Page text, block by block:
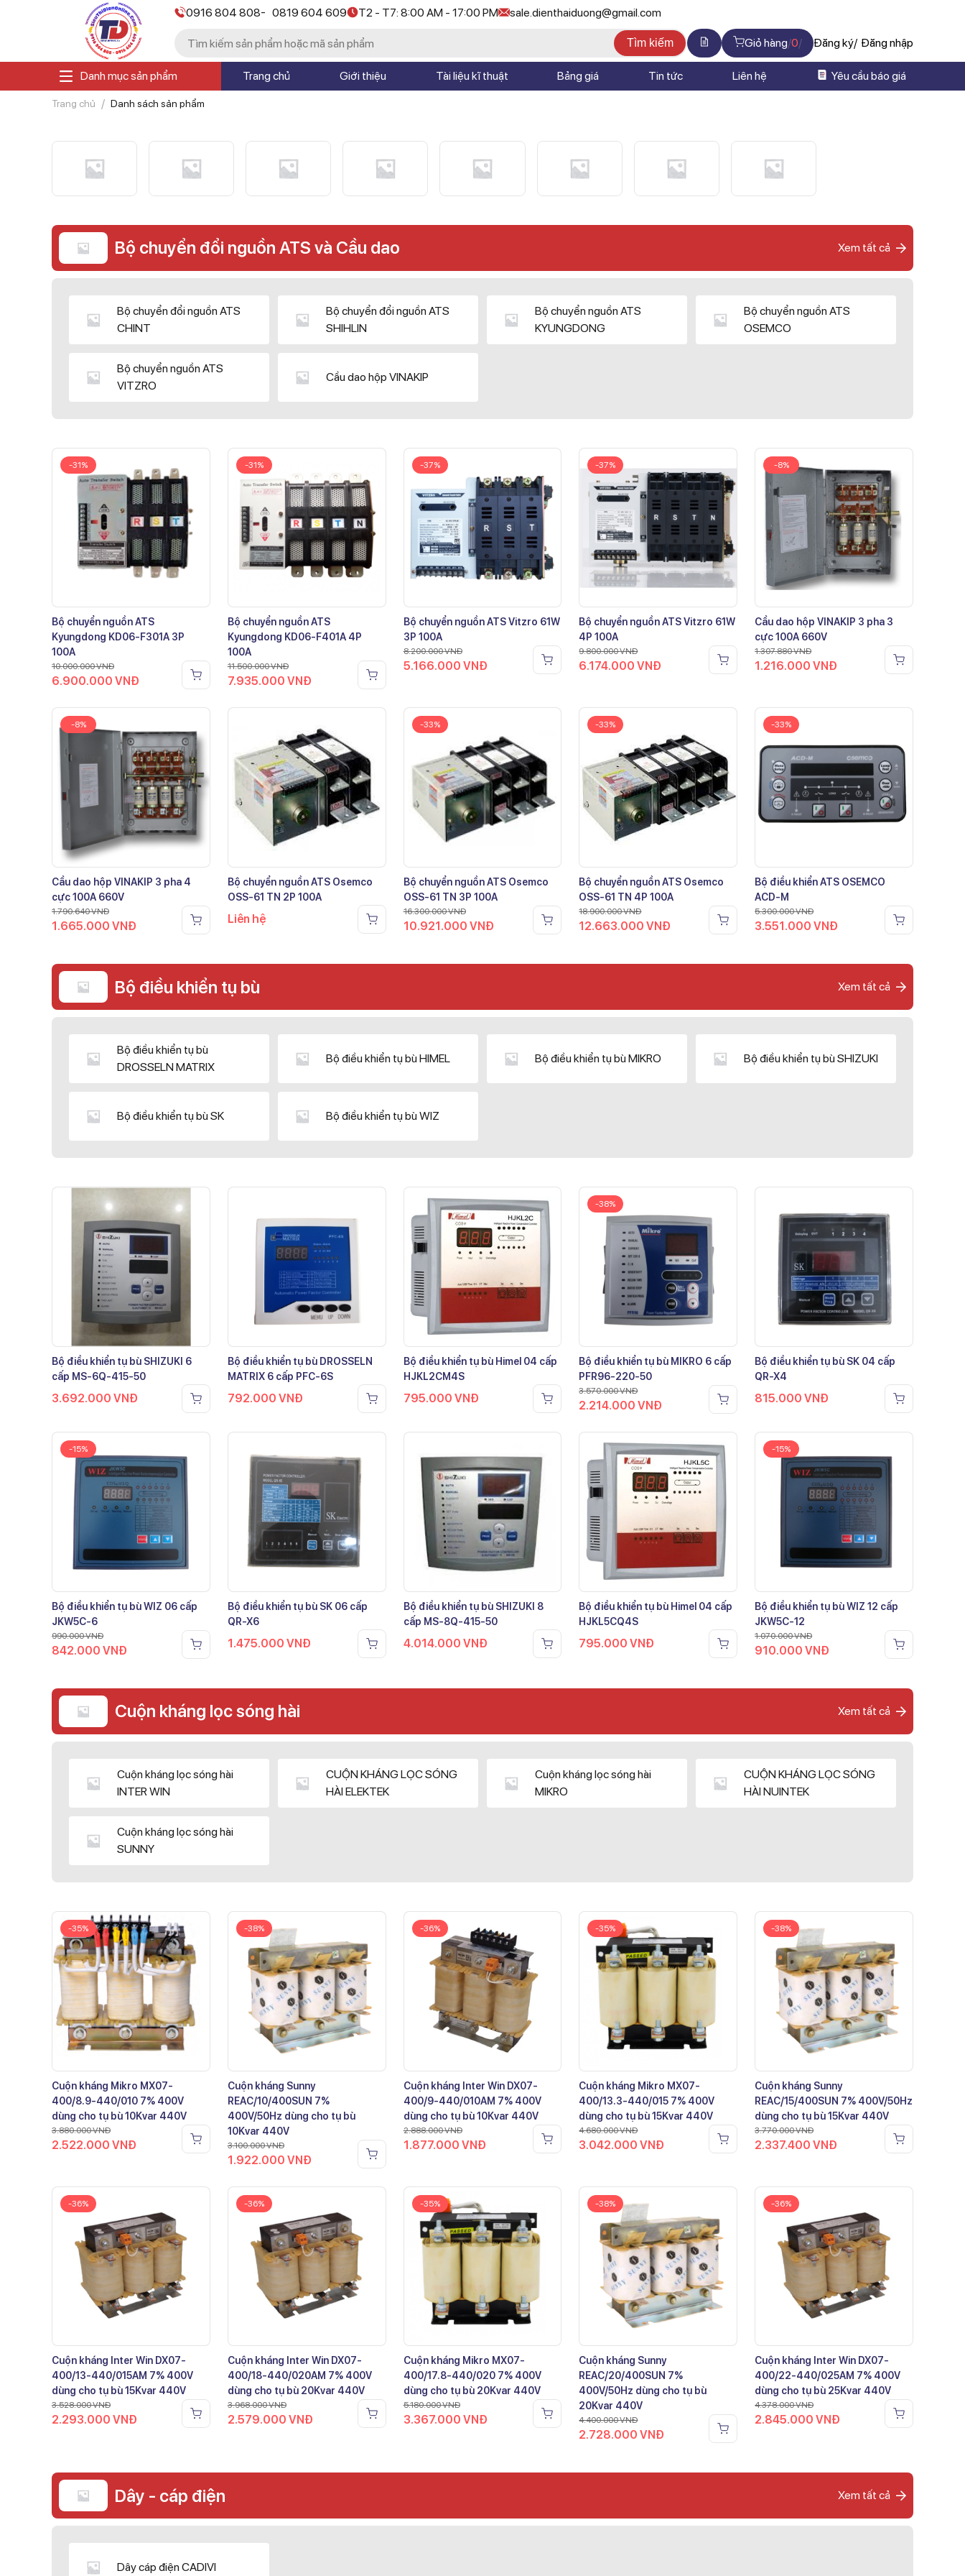
0916 804 808- 0819 604 609 T2 - T7: 8:00 AM - 17:00 PM sale.dienthaiduong@gmail.com
Tìm kiếm Giỏ hàng 0 Đăng ký Đăng nhập
Danh mục sản phẩm Trang chủ Giới thiệu Tài liệu kĩ thuật Bảng giá Tin tức Liên hệ Yêu cầu báo giá
Trang chủ Danh sách sản phẩm
Bộ chuyển đổi nguồn ATS và Cầu dao Xem tất cả
Bộ chuyển đổi nguồn ATS
CHINT
Bộ chuyển đổi nguồn ATS
SHIHLIN
Bộ chuyển nguồn ATS
KYUNGDONG
Bộ chuyển nguồn ATS
OSEMCO
Bộ chuyển nguồn ATS
VITZRO
Cầu dao hộp VINAKIP
-31%
Bộ chuyển nguồn ATS
Kyungdong KD06-F301A 3P
100A
10.000.000VNĐ
6.900.000 VNĐ
-31%
Bộ chuyển nguồn ATS
Kyungdong KD06-F401A 4P
100A
11.500.000VNĐ
7.935.000 VNĐ
-37%
Bộ chuyển nguồn ATS Vitzro 61W
3P 100A
8.200.000VNĐ
5.166.000 VNĐ
-37%
Bộ chuyển nguồn ATS Vitzro 61W
4P 100A
9.800.000VNĐ
6.174.000VNĐ
-8%
Cầu dao hộp VINAKIP 3 pha 3
cực 100A 660V
1.307.880VNĐ
1.216.000VNĐ
-8%
Cầu dao hộp VINAKIP 3 pha 4
cực 100A 660V
1.790.640VNĐ
1.665.000 VNĐ
Bộ chuyển nguồn ATS Osemco
OSS-61 TN 2P 100A
Liên hệ
-33%
Bộ chuyển nguồn ATS Osemco
OSS-61 TN 3P 100A
16.300.000VNĐ
10.921.000 VNĐ
-33%
Bộ chuyển nguồn ATS Osemco
OSS-61 TN 4P 100A
18.900.000VNĐ
12.663.000VNĐ
-33%
Bộ điều khiển ATS OSEMCO
ACD-M
5.300.000VNĐ
3.551.000VNĐ
Bộ điều khiển tụ bù Xem tất cả
Bộ điều khiển tụ bù
DROSSELN MATRIX
Bộ điều khiển tụ bù HIMEL Bộ điều khiển tụ bù MIKRO Bộ điều khiển tụ bù SHIZUKI
Bộ điều khiển tụ bù SK Bộ điều khiển tụ bù WIZ
Bộ điều khiển tụ bù SHIZUKI 6
cấp MS-6Q-415-50
3.692.000 VNĐ
Bộ điều khiển tụ bù DROSSELN
MATRIX 6 cấp PFC-6S
792.000 VNĐ
Bộ điều khiển tụ bù Himel 04 cấp
HJKL2CM4S
795.000 VNĐ
-38%
Bộ điều khiển tụ bù MIKRO 6 cấp
PFR96-220-50
3.570.000VNĐ
2.214.000VNĐ
Bộ điều khiển tụ bù SK 04 cấp
QR-X4
815.000VNĐ
-15%
Bộ điều khiển tụ bù WIZ 06 cấp
JKW5C-6
990.000VNĐ
842.000 VNĐ
Bộ điều khiển tụ bù SK 06 cấp
QR-X6
1.475.000 VNĐ
Bộ điều khiển tụ bù SHIZUKI 8
cấp MS-8Q-415-50
4.014.000 VNĐ
Bộ điều khiển tụ bù Himel 04 cấp
HJKL5CQ4S
795.000VNĐ
-15%
Bộ điều khiển tụ bù WIZ 12 cấp
JKW5C-12
1.070.000VNĐ
910.000VNĐ
Cuộn kháng lọc sóng hài Xem tất cả
Cuộn kháng lọc sóng hài
INTER WIN
CUỘN KHÁNG LỌC SÓNG
HÀI ELEKTEK
Cuộn kháng lọc sóng hài
MIKRO
CUỘN KHÁNG LỌC SÓNG
HÀI NUINTEK
Cuộn kháng lọc sóng hài
SUNNY
-35%
Cuộn kháng Mikro MX07-
400/8.9-440/010 7% 400V
dùng cho tụ bù 10Kvar 440V
3.880.000VNĐ
2.522.000 VNĐ
-38%
Cuộn kháng Sunny
REAC/10/400SUN 7%
400V/50Hz dùng cho tụ bù
10Kvar 440V
3.100.000VNĐ
1.922.000 VNĐ
-36%
Cuộn kháng Inter Win DX07-
400/9-440/010AM 7% 400V
dùng cho tụ bù 10Kvar 440V
2.888.000VNĐ
1.877.000 VNĐ
-35%
Cuộn kháng Mikro MX07-
400/13.3-440/015 7% 400V
dùng cho tụ bù 15Kvar 440V
4.680.000VNĐ
3.042.000VNĐ
-38%
Cuộn kháng Sunny
REAC/15/400SUN 7% 400V/50Hz
dùng cho tụ bù 15Kvar 440V
3.770.000VNĐ
2.337.400VNĐ
-36%
Cuộn kháng Inter Win DX07-
400/13-440/015AM 7% 400V
dùng cho tụ bù 15Kvar 440V
3.528.000VNĐ
2.293.000 VNĐ
-36%
Cuộn kháng Inter Win DX07-
400/18-440/020AM 7% 400V
dùng cho tụ bù 20Kvar 440V
3.968.000VNĐ
2.579.000 VNĐ
-35%
Cuộn kháng Mikro MX07-
400/17.8-440/020 7% 400V
dùng cho tụ bù 20Kvar 440V
5.180.000VNĐ
3.367.000 VNĐ
-38%
Cuộn kháng Sunny
REAC/20/400SUN 7%
400V/50Hz dùng cho tụ bù
20Kvar 440V
4.400.000VNĐ
2.728.000VNĐ
-36%
Cuộn kháng Inter Win DX07-
400/22-440/025AM 7% 400V
dùng cho tụ bù 25Kvar 440V
4.378.000VNĐ
2.845.000VNĐ
Dây - cáp điện Xem tất cả
Dây cáp điện CADIVI